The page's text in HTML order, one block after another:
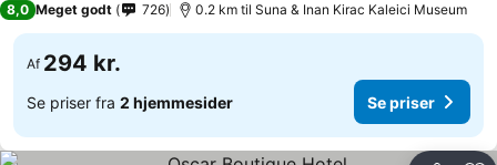
8,0 Meget godt 726 0.2 km til Suna & Inan Kirac Kaleici Museum
Af 294 kr.
Se priser fra 2 hjemmesider Se priser